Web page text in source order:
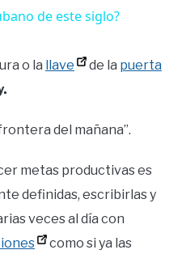
de este siglo?
o la llave de la puerta
del mañana”.
metas productivas es
definidas, escribirlas y
veces al día con
como si ya las